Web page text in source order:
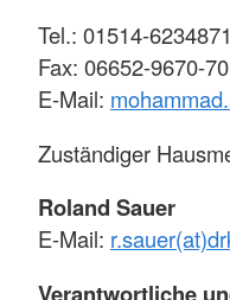
Tel.: 01514-6234871
Fax: 06652-9670-70
E-Mail:
Zuständiger
Roland Sauer
E-Mail:
Verantwortliche